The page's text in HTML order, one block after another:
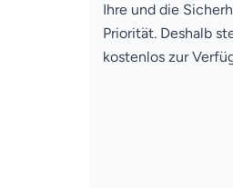
Ihre und die
Priorität. Deshalb
kostenlos zur